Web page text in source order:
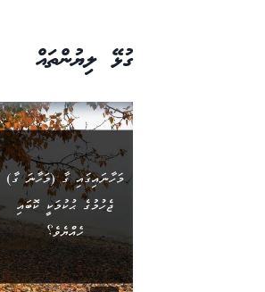
ގުޅޭ ލިޔުންތައް